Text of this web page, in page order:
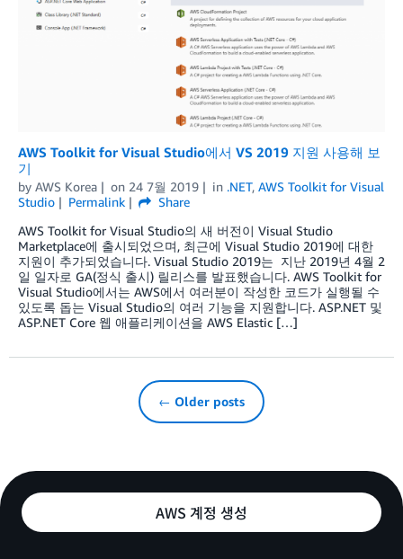
AWS Toolkit for Visual Studio에서 VS 2019 지원 사용해 보
기
by AWS Korea on 24 7월 2019 in .NET, AWS Toolkit for Visual
Studio
Permalink
Share
AWS Toolkit for Visual Studio의 새 버전이 Visual Studio
Marketplace에 출시되었으며, 최근에 Visual Studio 2019에 대한
지원이 추가되었습니다. Visual Studio 2019는 지난 2019년 4월 2
일 일자로 GA(정식 출시) 릴리스를 발표했습니다. AWS Toolkit for
Visual Studio에서는 AWS에서 여러분이 작성한 코드가 실행될 수
있도록 돕는 Visual Studio의 여러 기능을 지원합니다. ASP.NET 및
ASP.NET Core 웹 애플리케이션을 AWS Elastic […]
← Older posts
AWS 계정 생성